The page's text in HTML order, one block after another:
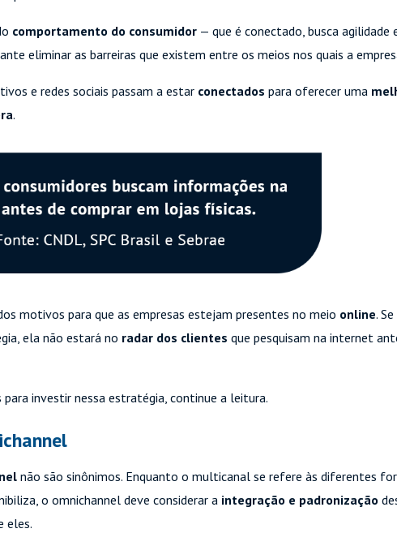
comportamento do consumidor — que é conectado, busca agilidade
eliminar as barreiras que existem entre os meios nos quais a
e redes sociais passam a estar conectados para oferecer uma
.
motivos para que as empresas estejam presentes no meio online.
ela não estará no radar dos clientes que pesquisam na internet
investir nessa estratégia, continue a leitura.
não são sinônimos. Enquanto o multicanal se refere às diferentes
o omnichannel deve considerar a integração e padronização
eles.